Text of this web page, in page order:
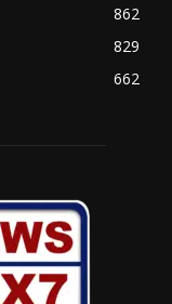
862
829
662